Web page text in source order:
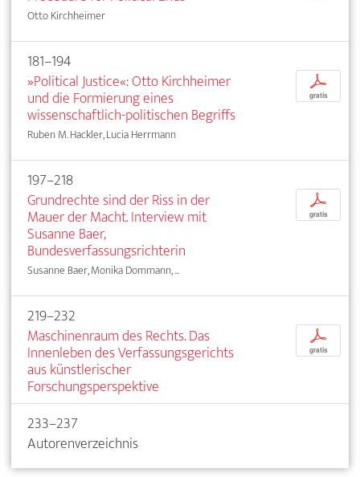
Otto Kirchheimer
181–194
»Political Justice«: Otto Kirchheimer
und die Formierung eines
wissenschaftlich-politischen Begriffs
Ruben M. Hackler, Lucia Herrmann
p
gratis
197–218
Grundrechte sind der Riss in der
Mauer der Macht. Interview mit
Susanne Baer,
Bundesverfassungsrichterin
Susanne Baer, Monika Dommann, ...
p
gratis
219–232
Maschinenraum des Rechts. Das
Innenleben des Verfassungsgerichts
aus künstlerischer
Forschungsperspektive
p
gratis
233–237
Autorenverzeichnis